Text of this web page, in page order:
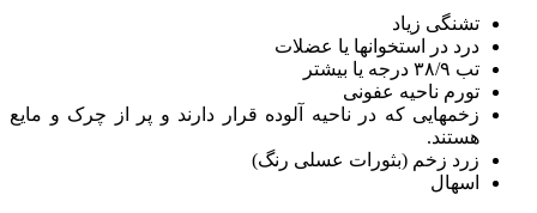
تشنگی زیاد
درد در استخوانها یا عضلات
تب ۳۸/۹ درجه یا بیشتر
تورم ناحیه عفونی
زخمهایی که در ناحیه آلوده قرار دارند و پر از چرک و مایع
هستند.
زرد زخم (بثورات عسلی رنگ)
اسهال